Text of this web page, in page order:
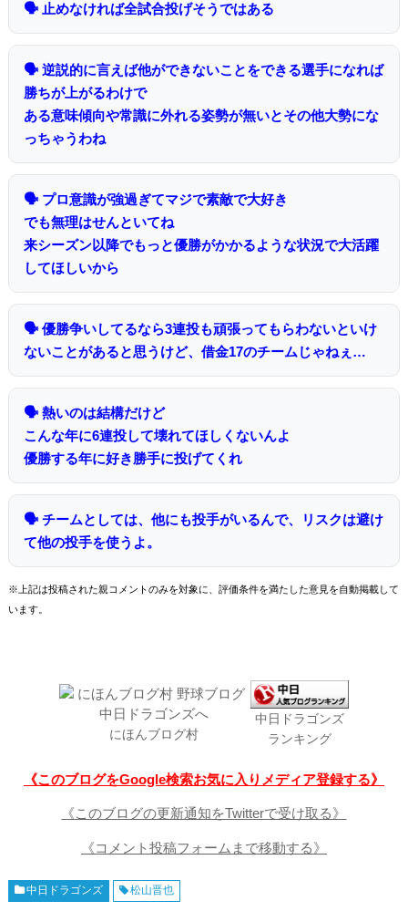
🗣 止めなければ全試合投げそうではある
🗣 逆説的に言えば他ができないことをできる選手になれば
勝ちが上がるわけで
ある意味傾向や常識に外れる姿勢が無いとその他大勢にな
っちゃうわね
🗣 プロ意識が強過ぎてマジで素敵で大好き
でも無理はせんといてね
来シーズン以降でもっと優勝がかかるような状況で大活躍
してほしいから
🗣 優勝争いしてるなら3連投も頑張ってもらわないといけ
ないことがあると思うけど、借金17のチームじゃねぇ…
🗣 熱いのは結構だけど
こんな年に6連投して壊れてほしくないんよ
優勝する年に好き勝手に投げてくれ
🗣 チームとしては、他にも投手がいるんで、リスクは避け
て他の投手を使うよ。
※上記は投稿された親コメントのみを対象に、評価条件を満たした意見を自動掲載して
います。
にほんブログ村
中日ドラゴンズ
ランキング
《このブログをGoogle検索お気に入りメディア登録する》
《このブログの更新通知をTwitterで受け取る》
《コメント投稿フォームまで移動する》
中日ドラゴンズ 松山晋也